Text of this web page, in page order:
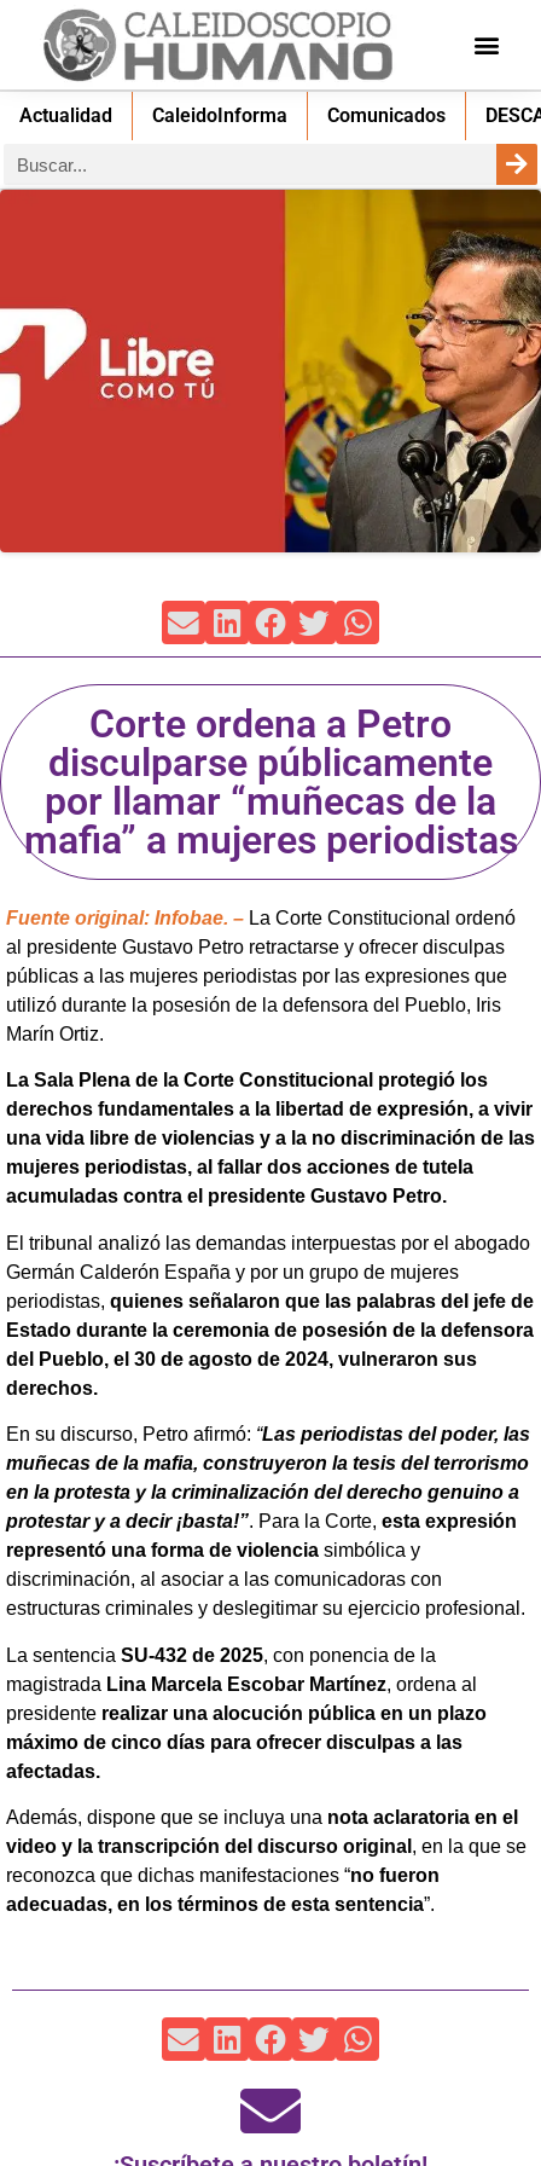
Actualidad CaleidoInforma Comunicados
Corte ordena a Petro
disculparse públicamente
por llamar “muñecas de la
mafia” a mujeres periodistas
Fuente original: Infobae. – La Corte Constitucional ordenó
al presidente Gustavo Petro retractarse y ofrecer disculpas
públicas a las mujeres periodistas por las expresiones que
utilizó durante la posesión de la defensora del Pueblo, Iris
Marín Ortiz.
La Sala Plena de la Corte Constitucional protegió los
derechos fundamentales a la libertad de expresión, a vivir
una vida libre de violencias y a la no discriminación de las
mujeres periodistas, al fallar dos acciones de tutela
acumuladas contra el presidente Gustavo Petro.
El tribunal analizó las demandas interpuestas por el abogado
Germán Calderón España y por un grupo de mujeres
periodistas, quienes señalaron que las palabras del jefe de
Estado durante la ceremonia de posesión de la defensora
del Pueblo, el 30 de agosto de 2024, vulneraron sus
derechos.
En su discurso, Petro afirmó: “Las periodistas del poder, las
muñecas de la mafia, construyeron la tesis del terrorismo
en la protesta y la criminalización del derecho genuino a
protestar y a decir ¡basta!”. Para la Corte, esta expresión
representó una forma de violencia simbólica y
discriminación, al asociar a las comunicadoras con
estructuras criminales y deslegitimar su ejercicio profesional.
La sentencia SU-432 de 2025, con ponencia de la
magistrada Lina Marcela Escobar Martínez, ordena al
presidente realizar una alocución pública en un plazo
máximo de cinco días para ofrecer disculpas a las
afectadas.
Además, dispone que se incluya una nota aclaratoria en el
video y la transcripción del discurso original , en la que se
reconozca que dichas manifestaciones “no fueron
adecuadas, en los términos de esta sentencia”.